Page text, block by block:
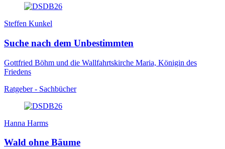
Steffen Kunkel
Suche nach dem Unbestimmten
Gottfried Böhm und die Wallfahrtskirche Maria, Königin des
Friedens
Ratgeber - Sachbücher
Hanna Harms
Wald ohne Bäume